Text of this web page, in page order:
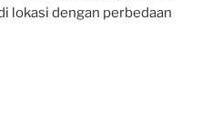
lokasi dengan perbedaan